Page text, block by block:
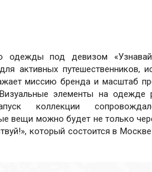
одежды под девизом «Узнавай.
активных путешественников,
миссию бренда и масштаб
элементы на одежде
коллекции
вещи можно будет не только
который состоится в